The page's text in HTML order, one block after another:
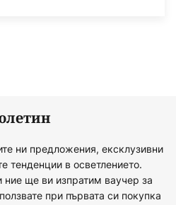
ни предложения, ексклузивни
тенденции в осветлението.
ние ще ви изпратим ваучер за
при първата си покупка